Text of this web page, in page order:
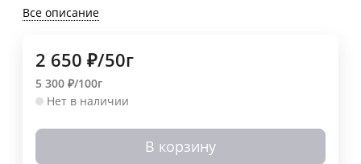
Все описание
2 650 ₽/50г
5 300 ₽/100г
Нет в наличии
В корзину